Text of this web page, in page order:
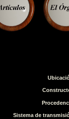
Sistema de